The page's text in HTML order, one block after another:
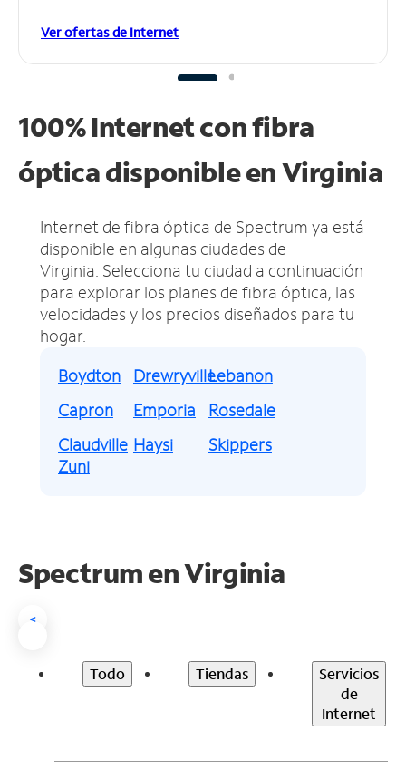
Ver ofertas de Internet
100% Internet con fibra
óptica disponible en Virginia
Internet de fibra óptica de Spectrum ya está
disponible en algunas ciudades de
Virginia. Selecciona tu ciudad a continuación
para explorar los planes de fibra óptica, las
velocidades y los precios diseñados para tu
hogar.
Boydton
Capron
Claudville
Drewryville
Emporia
Haysi
Lebanon
Rosedale
Skippers
Zuni
Spectrum enVirginia
<
Todo Tiendas
Servicios
de
Internet